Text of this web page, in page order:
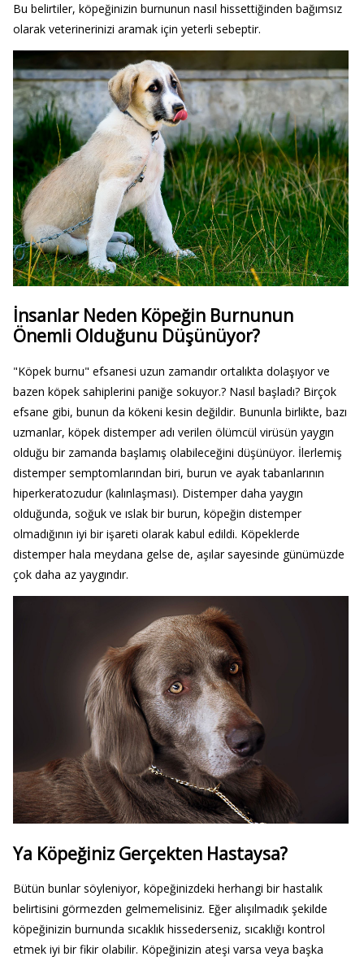
Bu belirtiler, köpeğinizin burnunun nasıl hissettiğinden bağımsız
olarak veterinerinizi aramak için yeterli sebeptir.
İnsanlar Neden Köpeğin Burnunun
Önemli Olduğunu Düşünüyor?
"Köpek burnu" efsanesi uzun zamandır ortalıkta dolaşıyor ve
bazen köpek sahiplerini paniğe sokuyor.? Nasıl başladı? Birçok
efsane gibi, bunun da kökeni kesin değildir. Bununla birlikte, bazı
uzmanlar, köpek distemper adı verilen ölümcül virüsün yaygın
olduğu bir zamanda başlamış olabileceğini düşünüyor. İlerlemiş
distemper semptomlarından biri, burun ve ayak tabanlarının
hiperkeratozudur (kalınlaşması). Distemper daha yaygın
olduğunda, soğuk ve ıslak bir burun, köpeğin distemper
olmadığının iyi bir işareti olarak kabul edildi. Köpeklerde
distemper hala meydana gelse de, aşılar sayesinde günümüzde
çok daha az yaygındır.
Ya Köpeğiniz Gerçekten Hastaysa?
Bütün bunlar söyleniyor, köpeğinizdeki herhangi bir hastalık
belirtisini görmezden gelmemelisiniz. Eğer alışılmadık şekilde
köpeğinizin burnunda sıcaklık hissederseniz, sıcaklığı kontrol
etmek iyi bir fikir olabilir. Köpeğinizin ateşi varsa veya başka